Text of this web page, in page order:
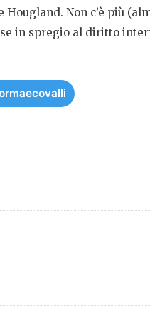
Non c’è più
in spregio al diritto